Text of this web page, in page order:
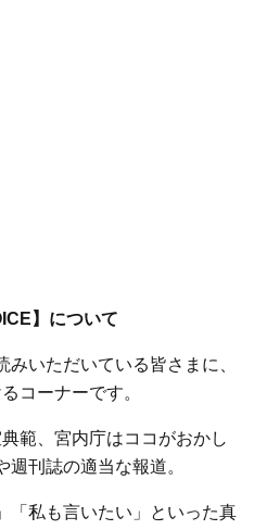
】について
いただいている皆さまに、
コーナーです。
範、宮内庁はココがおかし
刊誌の適当な報道。
「私も言いたい」といった真